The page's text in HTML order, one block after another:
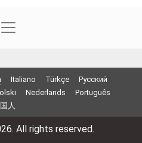
Italiano Türkçe
Русский
Nederlands
Português
人
All rights reserved.